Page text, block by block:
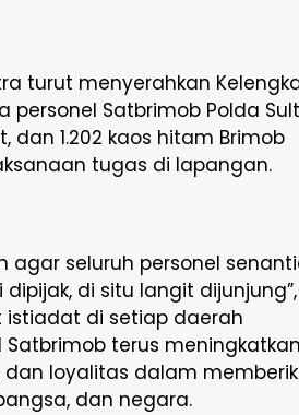
turut menyerahkan
personel Satbrimob Polda
dan 1.202 kaos hitam Brimob
tugas di lapangan.
agar seluruh personel
di situ langit dijunjung”,
di setiap daerah
terus meningkatkan
loyalitas dalam
dan negara.